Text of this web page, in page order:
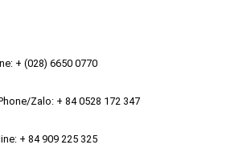
+ (028) 6650 0770
Zalo:+ 84 0528 172 347
+ 84 909 225 325